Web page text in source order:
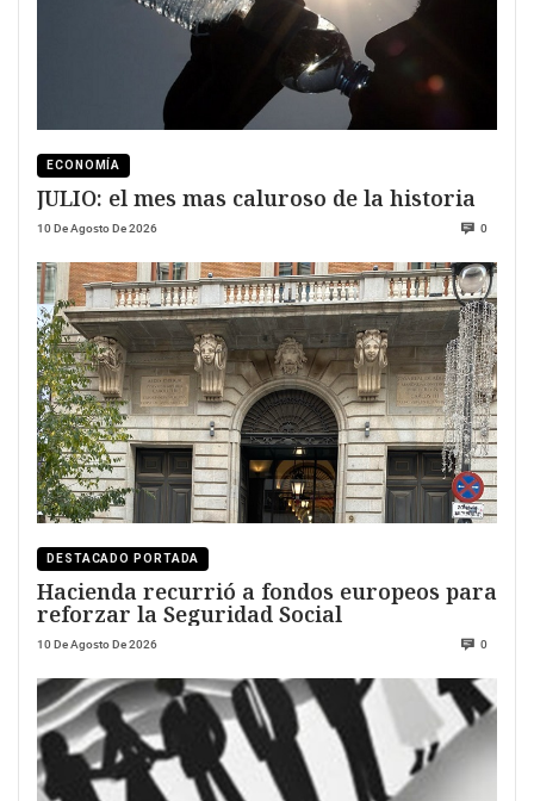
ECONOMÍA
JULIO: el mes mas caluroso de la historia
10 De Agosto De 2026 0
DESTACADO PORTADA
Hacienda recurrió a fondos europeos para
reforzar la Seguridad Social
10 De Agosto De 2026 0